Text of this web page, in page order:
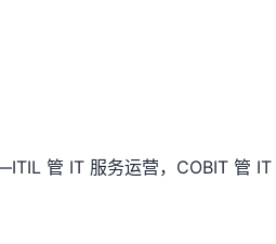
管 IT 服务运营，COBIT 管 IT